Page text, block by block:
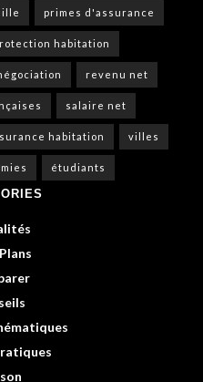
primes d'assurance
habitation
revenu net
salaire net
habitation villes
étudiants